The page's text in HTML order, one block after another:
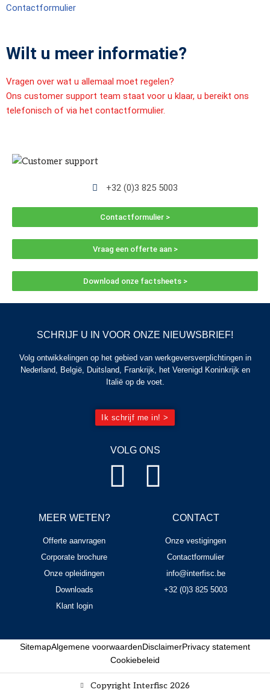
Wilt u meer informatie?
Vragen over wat u allemaal moet regelen?
Ons customer support team staat voor u klaar, u bereikt ons
telefonisch of via het contactformulier.
+32 (0)3 825 5003
Contactformulier >
Vraag een offerte aan >
Download onze factsheets >
Contactformulier
CONTACT
Onze vestigingen
Contactformulier
info@interfisc.be
+32 (0)3 825 5003
MEER WETEN?
Offerte aanvragen
Corporate brochure
Onze opleidingen
Downloads
Klant login
VOLG ONS
SCHRIJF U IN VOOR ONZE NIEUWSBRIEF!
Volg ontwikkelingen op het gebied van werkgeversverplichtingen in
Nederland, België, Duitsland, Frankrijk, het Verenigd Koninkrijk en
Italië op de voet.
Ik schrijf me in! >
Copyright Interfisc 2026
SitemapAlgemene voorwaardenDisclaimerPrivacy statement
Cookiebeleid